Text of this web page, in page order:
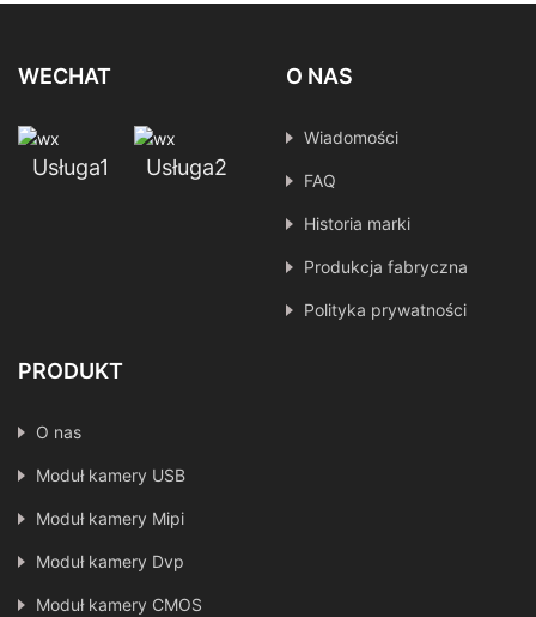
WECHAT
Usługa1 Usługa2
O NAS
Wiadomości
FAQ
Historia marki
Produkcja fabryczna
Polityka prywatności
PRODUKT
O nas
Moduł kamery USB
Moduł kamery Mipi
Moduł kamery Dvp
Moduł kamery CMOS